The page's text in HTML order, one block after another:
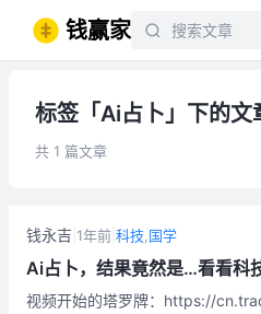
钱赢家
标签「Ai占卜」下的文
共 1 篇文章
钱永吉 1年前 科技 国学
Ai占卜，结果竟然是…看看科
视频开始的塔罗牌：https://